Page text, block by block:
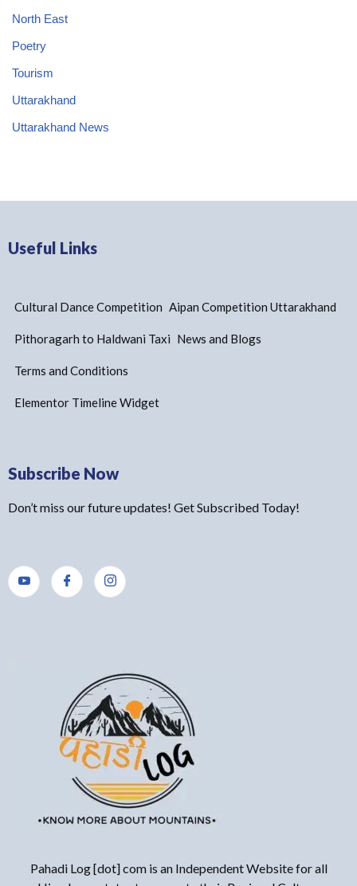
North East
Poetry
Tourism
Uttarakhand
Uttarakhand News
Useful Links
Cultural Dance Competition Aipan Competition Uttarakhand
Pithoragarh to Haldwani Taxi News and Blogs
Terms and Conditions
Elementor Timeline Widget
Subscribe Now
Don’t miss our future updates! Get Subscribed Today!
Pahadi Log [dot] com is an Independent Website for all